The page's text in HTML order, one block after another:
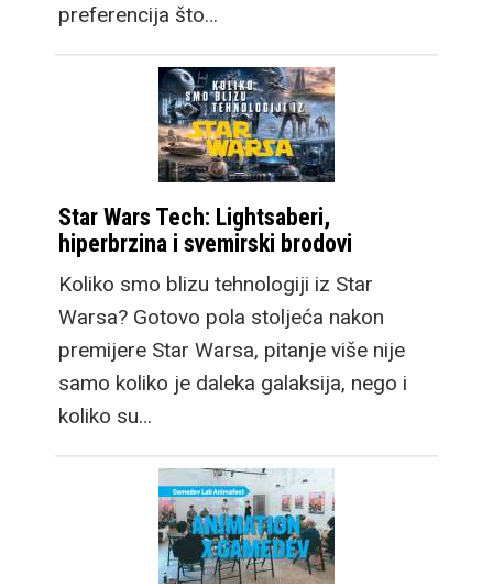
preferencija što…
Star Wars Tech: Lightsaberi,
hiperbrzina i svemirski brodovi
Koliko smo blizu tehnologiji iz Star
Warsa? Gotovo pola stoljeća nakon
premijere Star Warsa, pitanje više nije
samo koliko je daleka galaksija, nego i
koliko su…